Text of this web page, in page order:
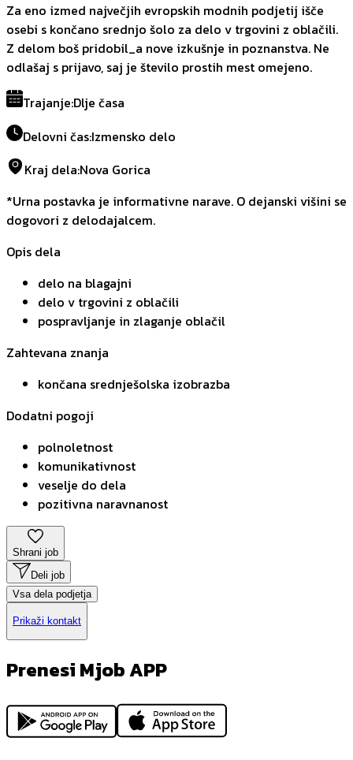
Za eno izmed največjih evropskih modnih podjetij išče
osebi s končano srednjo šolo za delo v trgovini z oblačili.
Z delom boš pridobil_a nove izkušnje in poznanstva. Ne
odlašaj s prijavo, saj je število prostih mest omejeno.
Trajanje:Dlje časa
Delovni čas:Izmensko delo
Kraj dela:Nova Gorica
*Urna postavka je informativne narave. O dejanski višini se
dogovori z delodajalcem.
Opis dela
delo na blagajni
delo v trgovini z oblačili
pospravljanje in zlaganje oblačil
Zahtevana znanja
končana srednješolska izobrazba
Dodatni pogoji
polnoletnost
komunikativnost
veselje do dela
pozitivna naravnanost
Shrani job
Deli job
Vsa dela podjetja
Prikaži kontakt
Prenesi Mjob APP